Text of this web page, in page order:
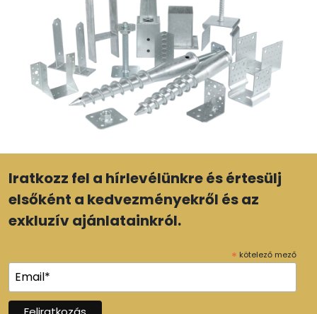
Iratkozz fel a hírlevélünkre és értesülj
elsőként a kedvezményekről és az
exkluzív ajánlatainkról.
* kötelező mező